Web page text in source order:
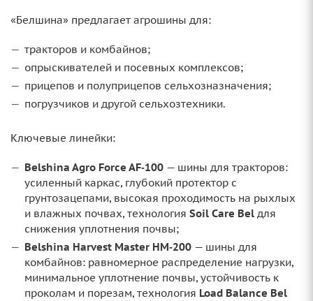
«Белшина» предлагает агрошины для:
тракторов и комбайнов;
опрыскивателей и посевных комплексов;
прицепов и полуприцепов сельхозназначения;
погрузчиков и другой сельхозтехники.
Ключевые линейки:
Belshina Agro Force AF‑100 — шины для тракторов:
усиленный каркас, глубокий протектор с
грунтозацепами, высокая проходимость на рыхлых
и влажных почвах, технология Soil Care Bel для
снижения уплотнения почвы;
Belshina Harvest Master HM‑200 — шины для
комбайнов: равномерное распределение нагрузки,
минимальное уплотнение почвы, устойчивость к
проколам и порезам, технология Load Balance Bel